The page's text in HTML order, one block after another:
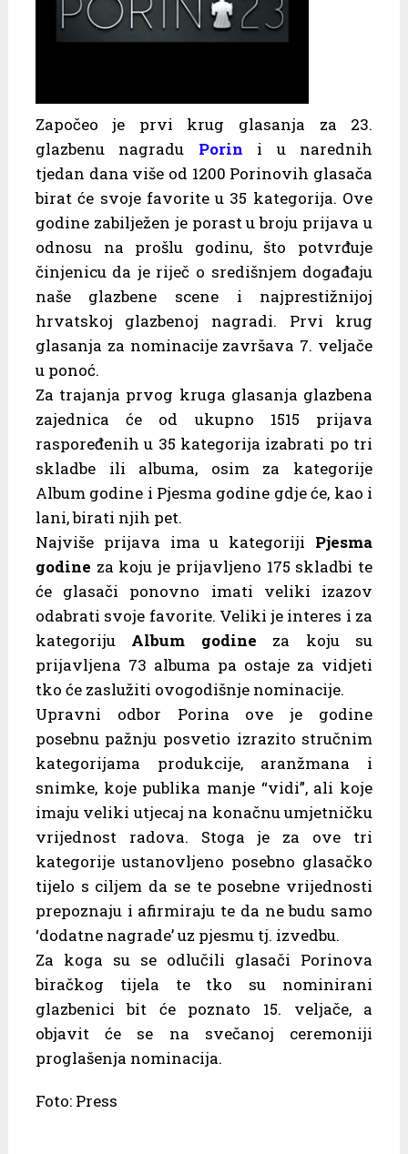
Započeo je prvi krug glasanja za 23.
glazbenu nagradu Porin i u narednih
tjedan dana više od 1200 Porinovih glasača
birat će svoje favorite u 35 kategorija. Ove
godine zabilježen je porast u broju prijava u
odnosu na prošlu godinu, što potvrđuje
činjenicu da je riječ o središnjem događaju
naše glazbene scene i najprestižnijoj
hrvatskoj glazbenoj nagradi. Prvi krug
glasanja za nominacije završava 7. veljače
u ponoć.
Za trajanja prvog kruga glasanja glazbena
zajednica će od ukupno 1515 prijava
raspoređenih u 35 kategorija izabrati po tri
skladbe ili albuma, osim za kategorije
Album godine i Pjesma godine gdje će, kao i
lani, birati njih pet.
Najviše prijava ima u kategoriji Pjesma
godine za koju je prijavljeno 175 skladbi te
će glasači ponovno imati veliki izazov
odabrati svoje favorite. Veliki je interes i za
kategoriju Album godine za koju su
prijavljena 73 albuma pa ostaje za vidjeti
tko će zaslužiti ovogodišnje nominacije.
Upravni odbor Porina ove je godine
posebnu pažnju posvetio izrazito stručnim
kategorijama produkcije, aranžmana i
snimke, koje publika manje “vidi”, ali koje
imaju veliki utjecaj na konačnu umjetničku
vrijednost radova. Stoga je za ove tri
kategorije ustanovljeno posebno glasačko
tijelo s ciljem da se te posebne vrijednosti
prepoznaju i afirmiraju te da ne budu samo
‘dodatne nagrade’ uz pjesmu tj. izvedbu.
Za koga su se odlučili glasači Porinova
biračkog tijela te tko su nominirani
glazbenici bit će poznato 15. veljače, a
objavit će se na svečanoj ceremoniji
proglašenja nominacija.
Foto: Press